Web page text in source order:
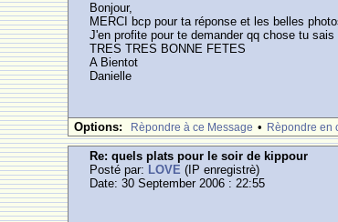
Bonjour,
MERCI bcp pour ta réponse et les belles
J'en profite pour te demander qq chose tu
TRES TRES BONNE FETES
A Bientot
Danielle
Options: Rèpondre à ce Message • Rèpondre en
Re: quels plats pour le soir de kippour
Posté par: LOVE (IP enregistrè)
Date: 30 September 2006 : 22:55